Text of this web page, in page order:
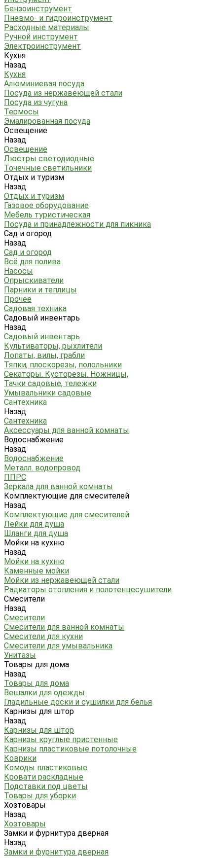
Бензоинструмент
Пневмо- и гидроинструмент
Расходные материалы
Ручной инструмент
Электроинструмент
Кухня
Назад
Кухня
Алюминиевая посуда
Посуда из нержавеющей стали
Посуда из чугуна
Термосы
Эмалированная посуда
Освещение
Назад
Освещение
Люстры светодиодные
Точечные светильники
Отдых и туризм
Назад
Отдых и туризм
Газовое оборудование
Мебель туристическая
Посуда и принадлежности для пикника
Сад и огород
Назад
Сад и огород
Всё для полива
Насосы
Опрыскиватели
Парники и теплицы
Прочее
Садовая техника
Садовый инвентарь
Назад
Садовый инвентарь
Культиваторы, рыхлители
Лопаты, вилы, грабли
Тяпки, плоскорезы, полольники
Секаторы. Кусторезы. Ножницы,
Тачки садовые, тележки
Умывальники садовые
Сантехника
Назад
Сантехника
Аксессуары для ванной комнаты
Водоснабжение
Назад
Водоснабжение
Металл. водопровод
ППРС
Зеркала для ванной комнаты
Комплектующие для смесителей
Назад
Комплектующие для смесителей
Лейки для душа
Шланги для душа
Мойки на кухню
Назад
Мойки на кухню
Каменные мойки
Мойки из нержавеющей стали
Радиаторы отопления и полотенцесушители
Смесители
Назад
Смесители
Смесители для ванной комнаты
Смесители для кухни
Смесители для умывальника
Унитазы
Товары для дома
Назад
Товары для дома
Вешалки для одежды
Гладильные доски и сушилки для белья
Карнизы для штор
Назад
Карнизы для штор
Карнизы круглые пристенные
Карнизы пластиковые потолочные
Коврики
Комоды пластиковые
Кровати раскладные
Подставки под цветы
Товары для уборки
Хозтовары
Назад
Хозтовары
Замки и фурнитура дверная
Назад
Замки и фурнитура дверная